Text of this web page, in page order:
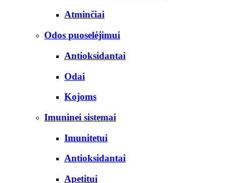
Atminčiai
Odos puoselėjimui
Antioksidantai
Odai
Kojoms
Imuninei sistemai
Imunitetui
Antioksidantai
Apetitui